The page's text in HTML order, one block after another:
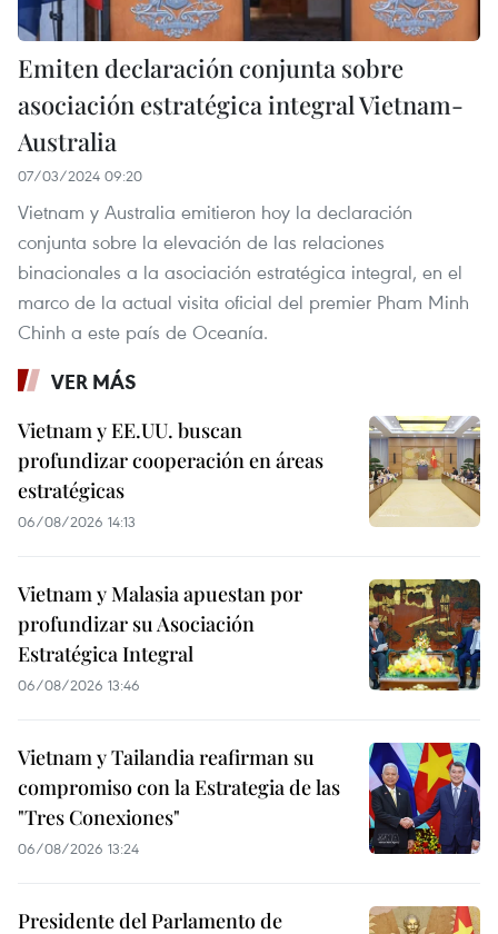
Emiten declaración conjunta sobre
asociación estratégica integral Vietnam-
Australia
07/03/2024 09:20
Vietnam y Australia emitieron hoy la declaración
conjunta sobre la elevación de las relaciones
binacionales a la asociación estratégica integral, en el
marco de la actual visita oficial del premier Pham Minh
Chinh a este país de Oceanía.
VER MÁS
Vietnam y EE.UU. buscan
profundizar cooperación en áreas
estratégicas
06/08/2026 14:13
Vietnam y Malasia apuestan por
profundizar su Asociación
Estratégica Integral
06/08/2026 13:46
Vietnam y Tailandia reafirman su
compromiso con la Estrategia de las
"Tres Conexiones"
06/08/2026 13:24
Presidente del Parlamento de